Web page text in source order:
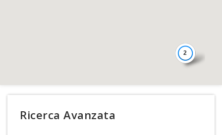
2
Ricerca Avanzata